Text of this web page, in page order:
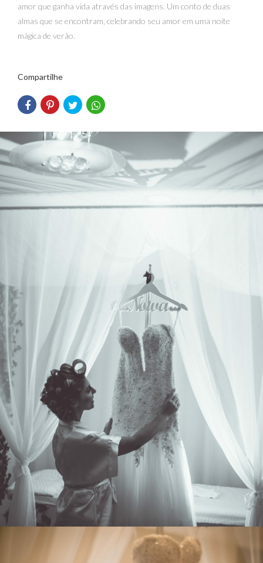
amor que ganha vida através das imagens. Um conto de duas
almas que se encontram, celebrando seu amor em uma noite
mágica de verão.
Compartilhe